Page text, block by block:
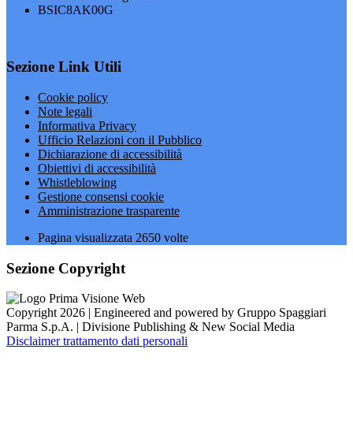
BSIC8AK00G
Sezione Link Utili
Cookie policy
Note legali
Informativa Privacy
Ufficio Relazioni con il Pubblico
Dichiarazione di accessibilità
Obiettivi di accessibilità
Whistleblowing
Gestione consensi cookie
Amministrazione trasparente
Pagina visualizzata 2650 volte
Sezione Copyright
Copyright 2026 | Engineered and powered by Gruppo Spaggiari
Parma S.p.A. | Divisione Publishing & New Social Media
Disclaimer trattamento dati personali